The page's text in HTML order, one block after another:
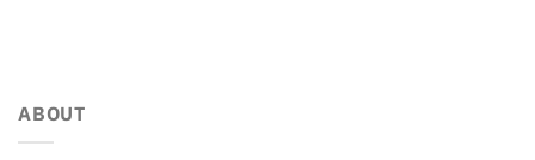
ABOUT